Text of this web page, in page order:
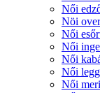
Női
Nöi
Női
Női
Női
Női
Női